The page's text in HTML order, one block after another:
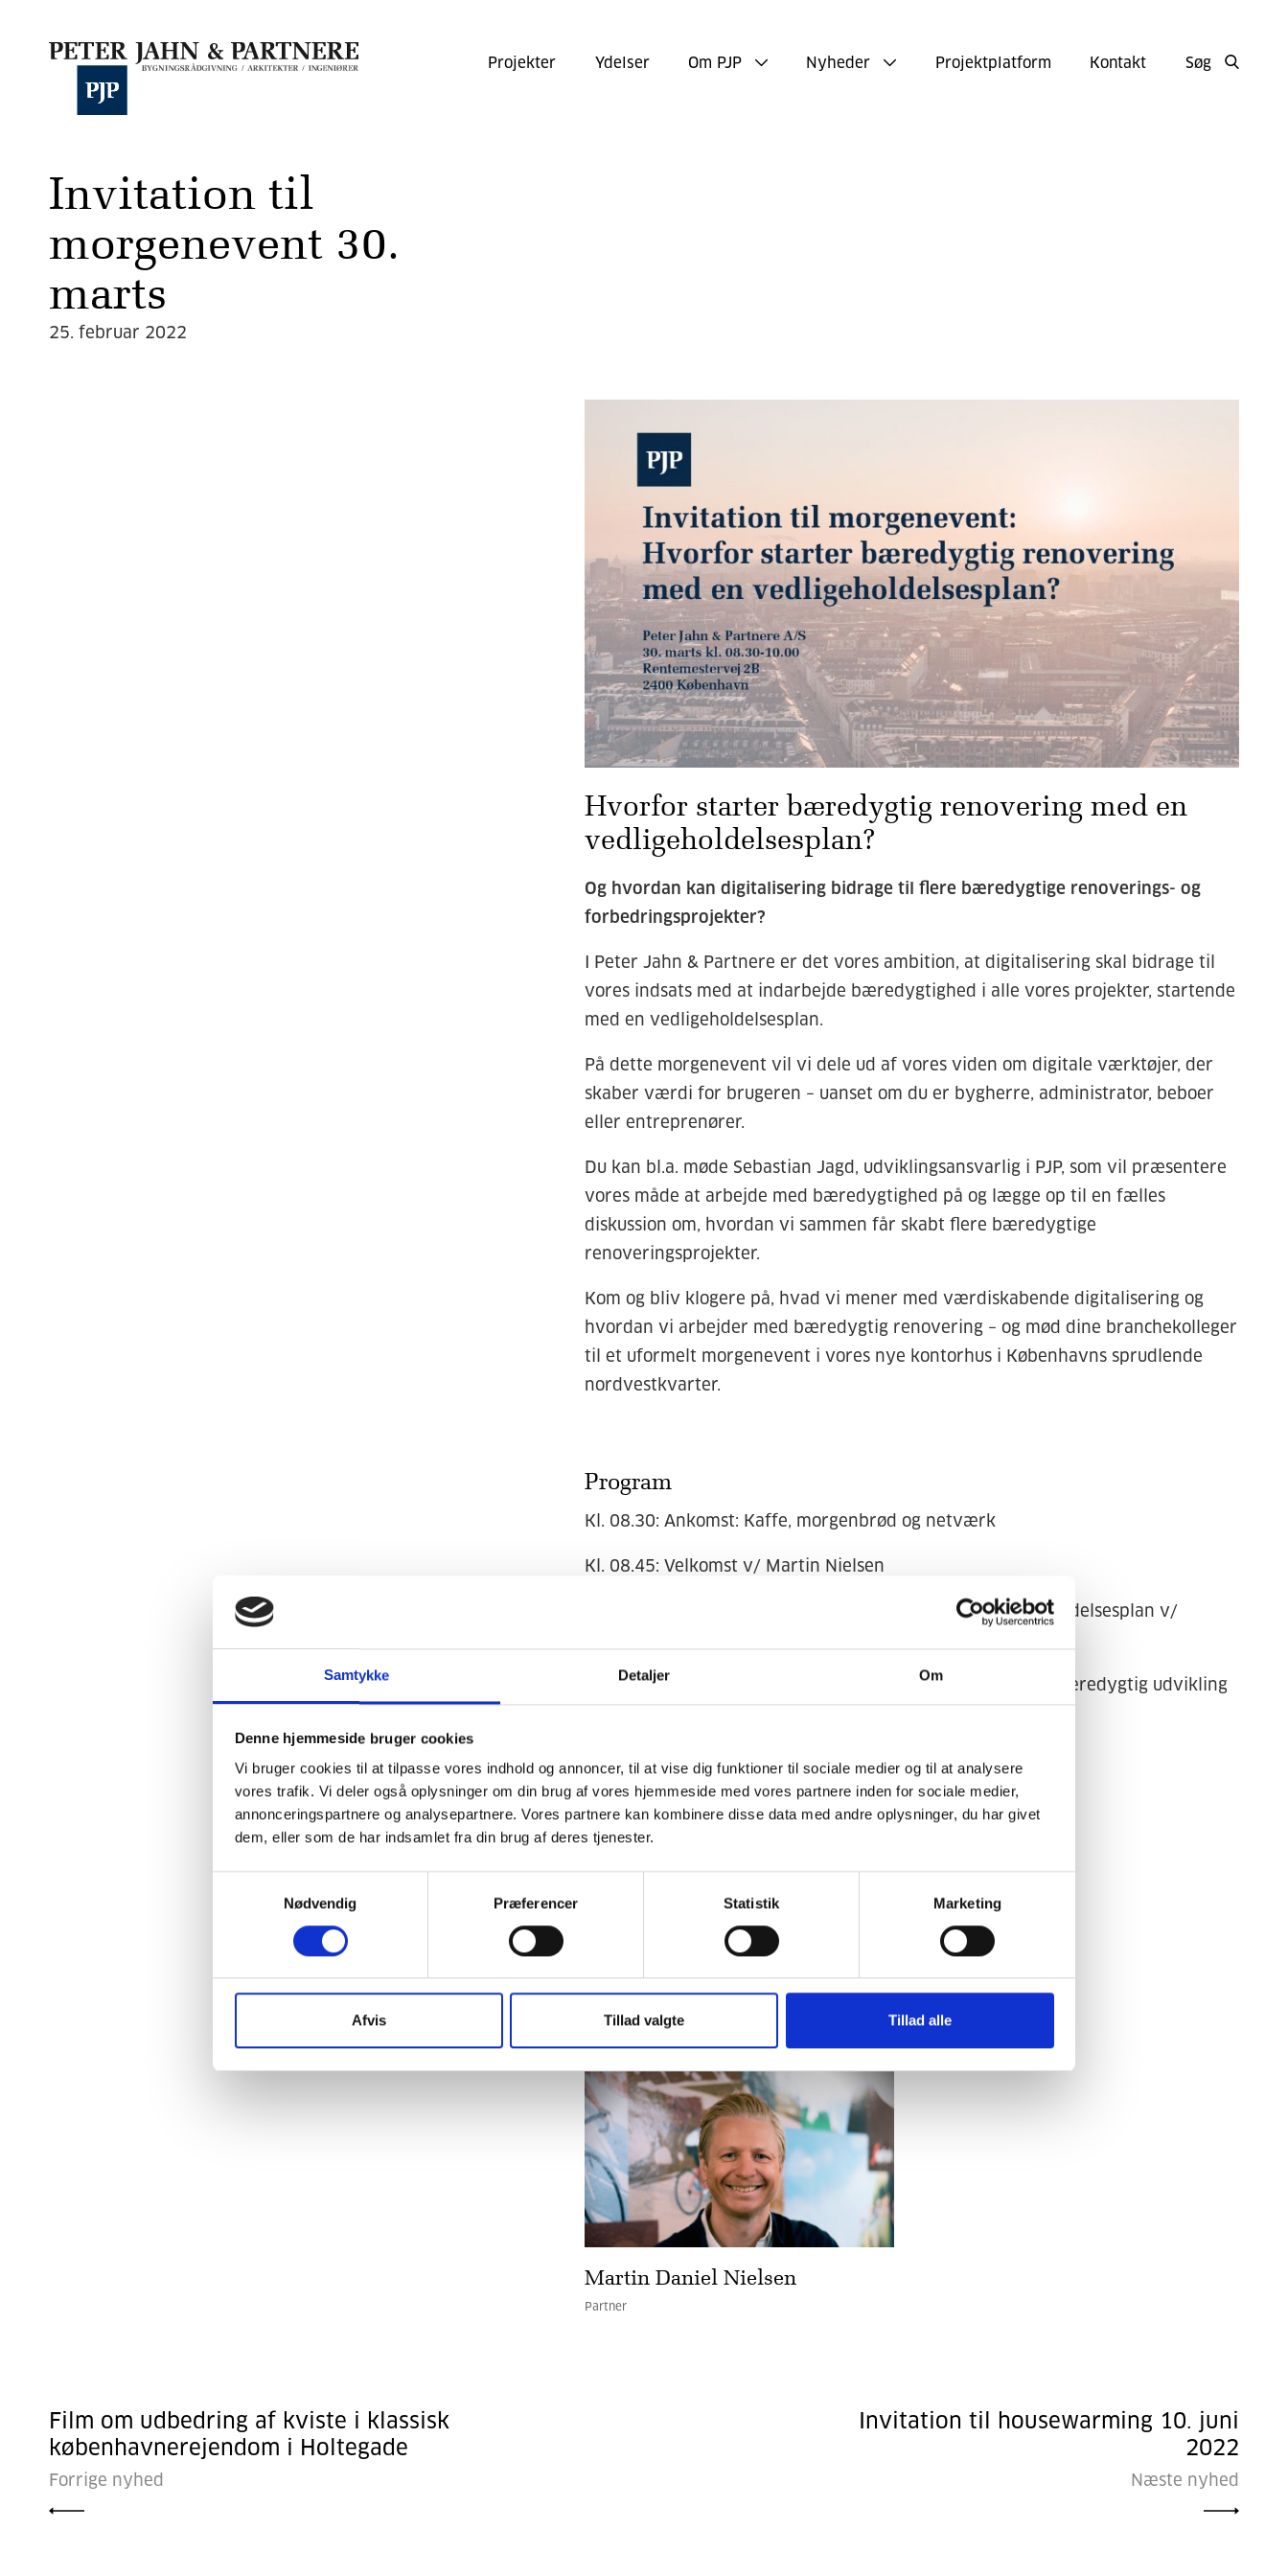
Samtykke Detaljer Om
Denne hjemmeside bruger cookies
Vi bruger cookies til at tilpasse vores indhold og annoncer, til at vise dig funktioner til sociale medier og til at analysere
vores trafik. Vi deler også oplysninger om din brug af vores hjemmeside med vores partnere inden for sociale medier,
annonceringspartnere og analysepartnere. Vores partnere kan kombinere disse data med andre oplysninger, du har givet
dem, eller som de har indsamlet fra din brug af deres tjenester.
Nødvendig
Præferencer Statistik Marketing
Afvis Tillad valgte Tillad alle
Projekter Ydelser Om PJP Nyheder Projektplatform Kontakt Søg
Invitation til
morgenevent 30.
marts
25. februar 2022
Hvorfor starter bæredygtig renovering med en
vedligeholdelsesplan?
Og hvordan kan digitalisering bidrage til flere bæredygtige renoverings- og
forbedringsprojekter?
I Peter Jahn & Partnere er det vores ambition, at digitalisering skal bidrage til
vores indsats med at indarbejde bæredygtighed i alle vores projekter, startende
med en vedligeholdelsesplan.
På dette morgenevent vil vi dele ud af vores viden om digitale værktøjer, der
skaber værdi for brugeren – uanset om du er bygherre, administrator, beboer
eller entreprenører.
Du kan bl.a. møde Sebastian Jagd, udviklingsansvarlig i PJP, som vil præsentere
vores måde at arbejde med bæredygtighed på og lægge op til en fælles
diskussion om, hvordan vi sammen får skabt flere bæredygtige
renoveringsprojekter.
Kom og bliv klogere på, hvad vi mener med værdiskabende digitalisering og
hvordan vi arbejder med bæredygtig renovering – og mød dine branchekolleger
til et uformelt morgenevent i vores nye kontorhus i Københavns sprudlende
nordvestkvarter.
Program
Kl. 08.30: Ankomst: Kaffe, morgenbrød og netværk
Kl. 08.45: Velkomst v/ Martin Nielsen
Kl. 09.00: Bæredygtig renovering starter med en vedligeholdelsesplan v/
Kl. 09.30: Digitaliseringens muligheder for samarbejde og bæredygtig udvikling
Kl. 10.00: Tak for i dag
Dato: Onsdag d. 30. marts 2022 kl. 08.30-10.00
Sted: Rentemestervej 2B, 2400 København NV
Martin Daniel Nielsen
Partner
Film om udbedring af kviste i klassisk
københavnerejendom i Holtegade
Forrige nyhed
Invitation til housewarming 10. juni
2022
Næste nyhed